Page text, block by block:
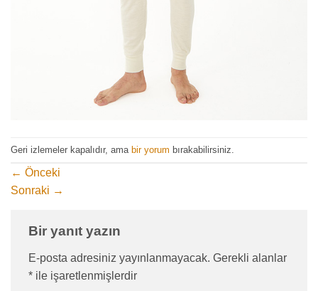
Geri izlemeler kapalıdır, ama bir yorum bırakabilirsiniz.
← Önceki
Sonraki →
Bir yanıt yazın
E-posta adresiniz yayınlanmayacak. Gerekli alanlar
* ile işaretlenmişlerdir